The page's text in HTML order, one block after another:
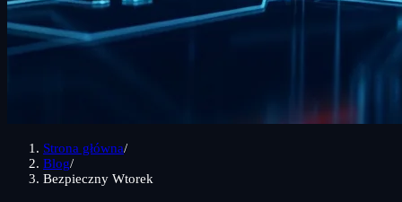
Strona główna/
Blog/
Bezpieczny Wtorek